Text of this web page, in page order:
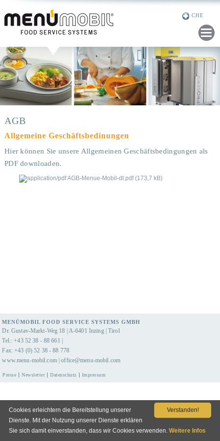
CHE
GER
ENG
AGB
Allgemeine Geschäftsbedinungen
Hier können Sie unsere Allgemeinen Geschäftsbedingungen als
PDF downloaden.
AGB-Menue-Mobil-dt.pdf(173,7 kB)
MENÜMOBIL FOOD SERVICE SYSTEMS GMBH
Dr. Gustav-Markt-Weg 18 | A-6401 Inzing | Tirol
Tel.: +43 52 38 - 88 661 |
Fax: +43 (0) 52 38 - 88 778
www.menu-mobil.com|office@menu-mobil.com
Presse Newsletter Datenschutz Impressum
Verstanden!
Cookies erleichtern die Bereitstellung unserer
Dienste. Mit der Nutzung unserer Dienste erklären
Sie sich damit einverstanden, dass wir Cookies verwenden. Weitere Infos